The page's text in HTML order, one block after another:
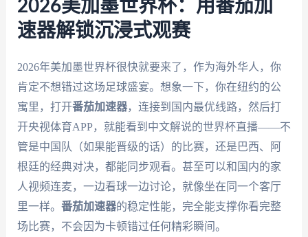
2026美加墨世界杯：用番茄加
速器解锁沉浸式观赛
2026年美加墨世界杯很快就要来了，作为海外华人，你
肯定不想错过这场足球盛宴。想象一下，你在纽约的公
寓里，打开番茄加速器，连接到国内最优线路，然后打
开央视体育APP，就能看到中文解说的世界杯直播——不
管是中国队（如果能晋级的话）的比赛，还是巴西、阿
根廷的经典对决，都能同步观看。甚至可以和国内的家
人视频连麦，一边看球一边讨论，就像坐在同一个客厅
里一样。 番茄加速器的稳定性能，完全能支撑你看完整
场比赛，不会因为卡顿错过任何精彩瞬间。